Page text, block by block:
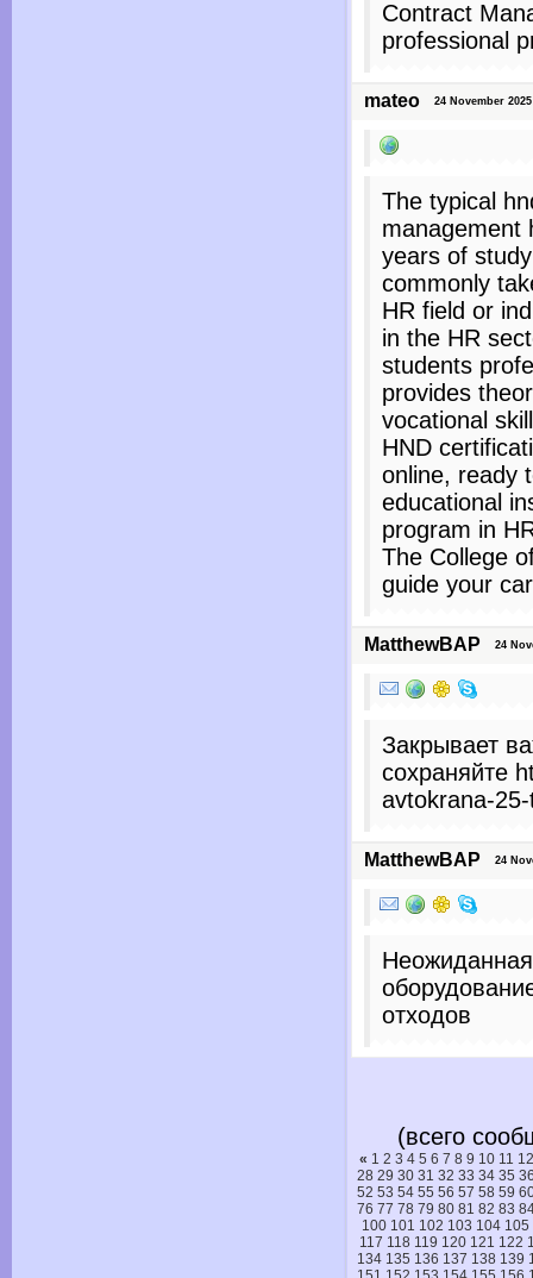
Contract
professional
mateo 24 November
The typical
management
years of
commonly
HR field or
in the HR
students
provides
vocational
HND
online, ready
educational
program in
The College
guide your
MatthewBAP 24
Закрывает
сохраняйте
avtokrana-
MatthewBAP 24
отходов
(всего
« 1 2 3 4 5 6 7 8 9 10 11 12
28 29 30 31 32 33 34 35
52 53 54 55 56 57 58 59
76 77 78 79 80 81 82 83
100 101 102 103 104 105
117 118 119 120 121 122
134 135 136 137 138 139